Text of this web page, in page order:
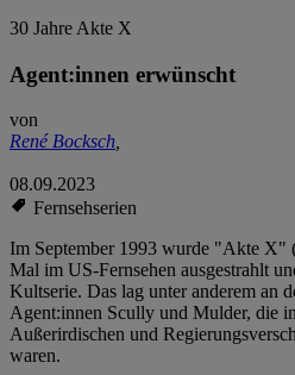
30 Jahre Akte X
Agent:innen erwünscht
von
René Bocksch,
08.09.2023
Fernsehserien
Im September 1993 wurde "Akte X"
Mal im US-Fernsehen ausgestrahlt
Kultserie. Das lag unter anderem an
Agent:innen Scully und Mulder, die
Außerirdischen und
waren.